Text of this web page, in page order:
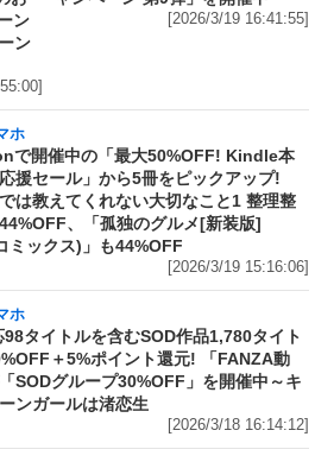
ン
ン
[2026/3/19 16:41:55]
ホ
で開催中の「最大50%OFF! Kindle本
援セール」から5冊をピックアップ!
では教えてくれない大切なこと1 整理整
、「孤独のグルメ[新装版]
ミックス)」も44%OFF
[2026/3/19 15:16:06]
ホ
98タイトルを含むSOD作品1,780タイト
＋5%ポイント還元! 「FANZA動
SODグループ30%OFF」を開催中～キ
ンガールは渚恋生
[2026/3/18 16:14:12]